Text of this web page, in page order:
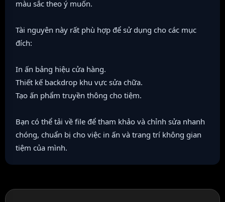
màu sắc theo ý muốn.
Tài nguyên này rất phù hợp để sử dụng cho các mục
đích:
In ấn bảng hiệu cửa hàng.
Thiết kế backdrop khu vực sửa chữa.
Tạo ấn phẩm truyền thông cho tiệm.
Bạn có thể tải về file để tham khảo và chỉnh sửa nhanh
chóng, chuẩn bị cho việc in ấn và trang trí không gian
tiệm của mình.